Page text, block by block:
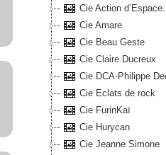
Cie Action
Cie Amare
Cie Beau Geste
Cie Claire Ducreux
Cie DCA-Philippe
Cie Eclats de rock
Cie FurinKaï
Cie Hurycan
Cie Jeanne Simone